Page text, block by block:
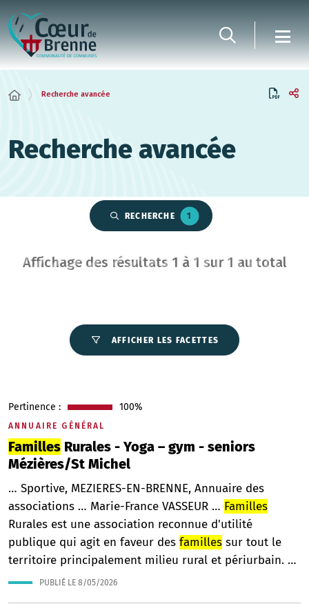
Recherche avancée
Recherche avancée
RECHERCHE 1
Affichage des résultats 1 à 1 sur 1 au total
AFFICHER LES FACETTES
ANNUAIRE GÉNÉRAL
Familles Rurales - Yoga – gym - seniors
Mézières/St Michel
Pertinence : 100%
… Sportive, MEZIERES-EN-BRENNE, Annuaire des
associations … Marie-France VASSEUR … Familles
Rurales est une association reconnue d'utilité
publique qui agit en faveur des familles sur tout le
territoire principalement milieu rural et périurbain. …
PUBLIÉ LE 8/05/2026